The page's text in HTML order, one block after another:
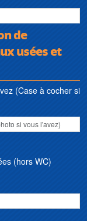
de
usées et
(Case à cocher si
(hors WC)